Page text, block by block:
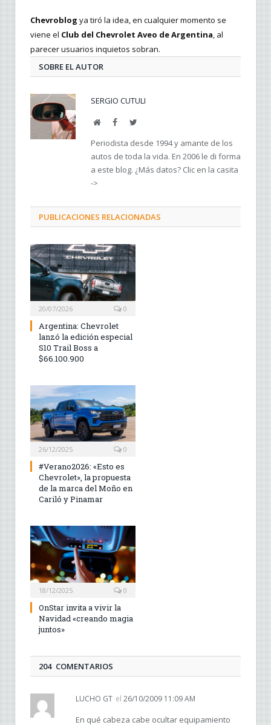
Chevroblog ya tiró la idea, en cualquier momento se
viene el Club del Chevrolet Aveo de Argentina, al
parecer usuarios inquietos sobran.
SOBRE EL AUTOR
SERGIO CUTULI
WebFacebookTwitter
Periodista desde 1994 y amante de los
autos de toda la vida. En 2006 le di forma
a este blog. ¿Más datos? Clic en la casita
->
PUBLICACIONES RELACIONADAS
20/07/2026 0
Argentina: Chevrolet
lanzó la edición especial
S10 Trail Boss a
$66.100.900
26/12/2025 0
#Verano2026: «Esto es
Chevrolet», la propuesta
de la marca del Moño en
Cariló y Pinamar
18/12/2025 0
OnStar invita a vivir la
Navidad «creando magia
juntos»
204 COMENTARIOS
LUCHO GT el 26/10/2009 11:09 AM
En qué cabeza cabe ocultar equipamiento